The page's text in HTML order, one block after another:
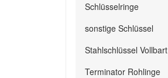
Schlüsselringe
sonstige Schlüssel
Stahlschlüssel Vollbart
Terminator Rohlinge